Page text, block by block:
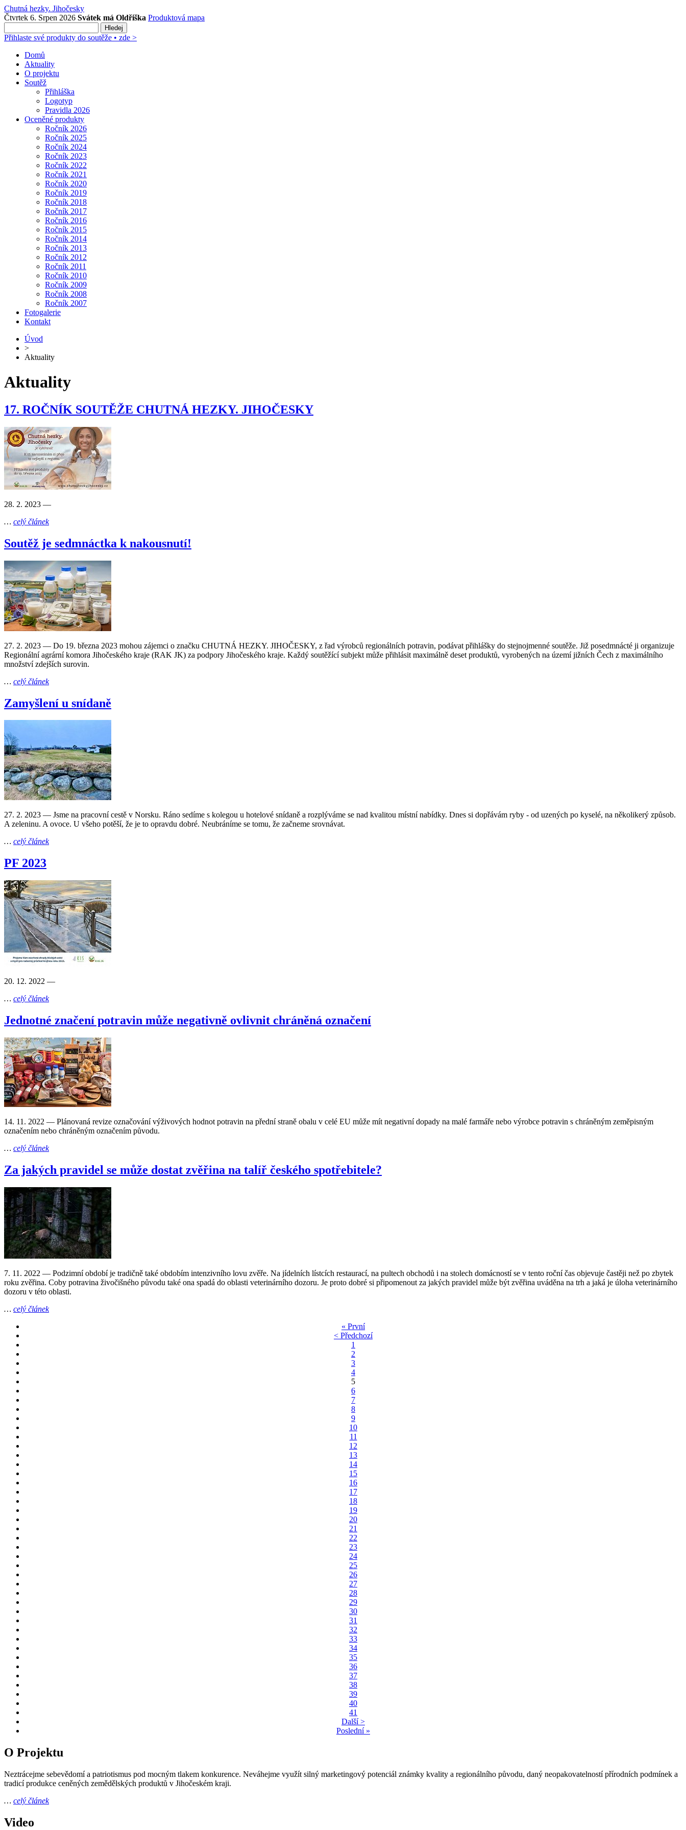
Chutná hezky. Jihočesky
Čtvrtek 6. Srpen 2026 Svátek má Oldřiška Produktová mapa
Hledej
Přihlaste své produkty do soutěže • zde >
Domů
Aktuality
O projektu
Soutěž
Přihláška
Logotyp
Pravidla 2026
Oceněné produkty
Ročník 2026
Ročník 2025
Ročník 2024
Ročník 2023
Ročník 2022
Ročník 2021
Ročník 2020
Ročník 2019
Ročník 2018
Ročník 2017
Ročník 2016
Ročník 2015
Ročník 2014
Ročník 2013
Ročník 2012
Ročník 2011
Ročník 2010
Ročník 2009
Ročník 2008
Ročník 2007
Fotogalerie
Kontakt
Úvod
>
Aktuality
Aktuality
17. ROČNÍK SOUTĚŽE CHUTNÁ HEZKY. JIHOČESKY
28. 2. 2023 —
… celý článek
Soutěž je sedmnáctka k nakousnutí!
27. 2. 2023 — Do 19. března 2023 mohou zájemci o značku CHUTNÁ HEZKY. JIHOČESKY, z řad výrobců regionálních potravin, podávat přihlášky do stejnojmenné soutěže. Již posedmnácté ji organizuje
Regionální agrární komora Jihočeského kraje (RAK JK) za podpory Jihočeského kraje. Každý soutěžící subjekt může přihlásit maximálně deset produktů, vyrobených na území jižních Čech z maximálního
množství zdejších surovin.
… celý článek
Zamyšlení u snídaně
27. 2. 2023 — Jsme na pracovní cestě v Norsku. Ráno sedíme s kolegou u hotelové snídaně a rozplýváme se nad kvalitou místní nabídky. Dnes si dopřávám ryby - od uzených po kyselé, na několikerý způsob.
A zeleninu. A ovoce. U všeho potěší, že je to opravdu dobré. Neubráníme se tomu, že začneme srovnávat.
… celý článek
PF 2023
20. 12. 2022 —
… celý článek
Jednotné značení potravin může negativně ovlivnit chráněná označení
14. 11. 2022 — Plánovaná revize označování výživových hodnot potravin na přední straně obalu v celé EU může mít negativní dopady na malé farmáře nebo výrobce potravin s chráněným zeměpisným
označením nebo chráněným označením původu.
… celý článek
Za jakých pravidel se může dostat zvěřina na talíř českého spotřebitele?
7. 11. 2022 — Podzimní období je tradičně také obdobím intenzivního lovu zvěře. Na jídelních lístcích restaurací, na pultech obchodů i na stolech domácností se v tento roční čas objevuje častěji než po zbytek
roku zvěřina. Coby potravina živočišného původu také ona spadá do oblasti veterinárního dozoru. Je proto dobré si připomenout za jakých pravidel může být zvěřina uváděna na trh a jaká je úloha veterinárního
dozoru v této oblasti.
… celý článek
« První
< Předchozí
1
2
3
4
5
6
7
8
9
10
11
12
13
14
15
16
17
18
19
20
21
22
23
24
25
26
27
28
29
30
31
32
33
34
35
36
37
38
39
40
41
Další >
Poslední »
O Projektu
Neztrácejme sebevědomí a patriotismus pod mocným tlakem konkurence. Neváhejme využít silný marketingový potenciál známky kvality a regionálního původu, daný neopakovatelností přírodních podmínek a
tradicí produkce ceněných zemědělských produktů v Jihočeském kraji.
… celý článek
Video